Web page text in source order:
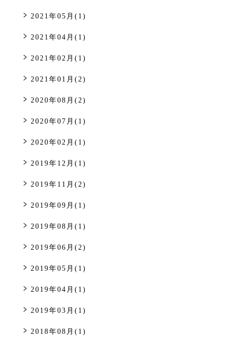
2021年05月(1)
2021年04月(1)
2021年02月(1)
2021年01月(2)
2020年08月(2)
2020年07月(1)
2020年02月(1)
2019年12月(1)
2019年11月(2)
2019年09月(1)
2019年08月(1)
2019年06月(2)
2019年05月(1)
2019年04月(1)
2019年03月(1)
2018年08月(1)